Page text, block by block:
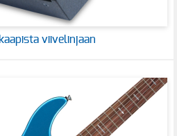
viivelinjaan